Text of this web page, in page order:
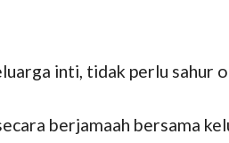
inti, tidak perlu sahur
berjamaah bersama